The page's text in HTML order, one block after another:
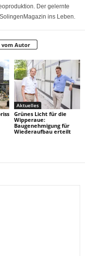
Der gelernte
ins Leben.
vom Autor
Aktuelles
Grünes Licht für die
Wipperaue:
Baugenehmigung für
Wiederaufbau erteilt